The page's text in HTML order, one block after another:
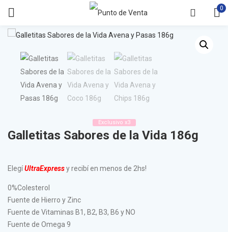
0
Exclusivo x3
Galletitas Sabores de la Vida 186g
ElegíUltraExpressy recibí en menos de 2hs!
0%Colesterol
Fuente de Hierro y Zinc
Fuente de Vitaminas B1, B2, B3, B6 y NO
Fuente de Omega 9